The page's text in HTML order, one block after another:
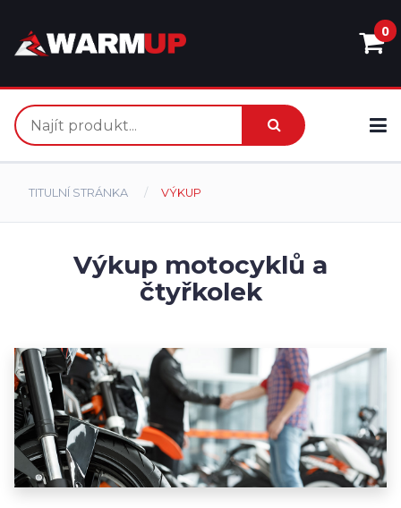
0
TITULNÍ STRÁNKA VÝKUP
Výkup motocyklů a
čtyřkolek